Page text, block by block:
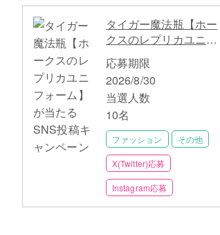
タイガー魔法瓶【ホー
クスのレプリカユニフ
ォーム】が当たるSNS
投稿キャンペーン
応募期限
2026/8/30
当選人数
10名
ファッション その他
X(Twitter)応募
Instagram応募